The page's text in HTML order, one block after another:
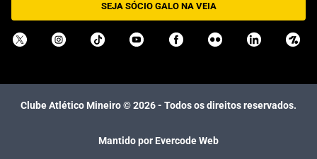
SEJA SÓCIO GALO NA VEIA
Clube Atlético Mineiro ©2026- Todos os direitos reservados.
Mantido por Evercode Web